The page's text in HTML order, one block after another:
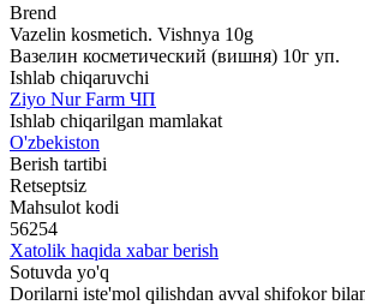
Brend
Vazelin kosmetich. Vishnya 10g
Вазелин косметический (вишня) 10г уп.
Ishlab chiqaruvchi
Ziyo Nur Farm ЧП
Ishlab chiqarilgan mamlakat
O'zbekiston
Berish tartibi
Retseptsiz
Mahsulot kodi
56254
Xatolik haqida xabar berish
Sotuvda yo'q
Dorilarni iste'mol qilishdan avval shifokor